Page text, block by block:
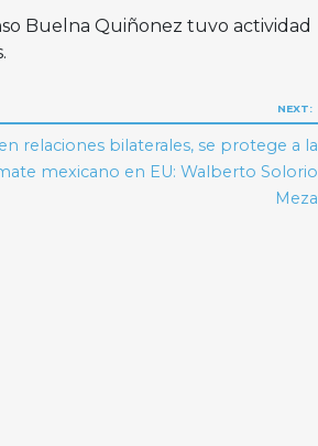
Buelna Quiñonez tuvo actividad
NEXT:
relaciones bilaterales, se protege a la
mexicano en EU: Walberto Solorio
Meza